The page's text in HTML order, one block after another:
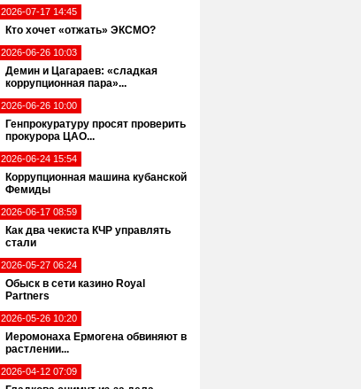
2026-07-17 14:45
Кто хочет «отжать» ЭКСМО?
2026-06-26 10:03
Демин и Цагараев: «сладкая
коррупционная пара»...
2026-06-26 10:00
Генпрокуратуру просят проверить
прокурора ЦАО...
2026-06-24 15:54
Коррупционная машина кубанской
Фемиды
2026-06-17 08:59
Как два чекиста КЧР управлять
стали
2026-05-27 06:24
Обыск в сети казино Royal
Partners
2026-05-26 10:20
Иеромонаха Ермогена обвиняют в
растлении...
2026-04-12 07:09